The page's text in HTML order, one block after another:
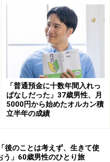
万円（年額）、給与収入
きない」
ているか、の問いに「満足
の投稿者。
や管理費負担などがかかる
ないから」と語っていま
「普通預金に十数年間入れっ
ぱなしだった」37歳男性、月
5000円から始めたオルカン積
立半年の成績
後のことは考えず、生きて使
う」60歳男性のひとり旅